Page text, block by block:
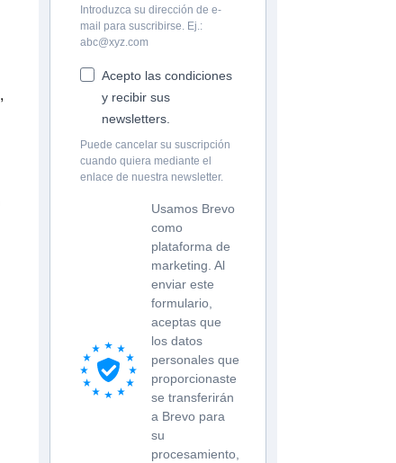
,
Introduzca su dirección de e-
mail para suscribirse. Ej.:
abc@xyz.com
Acepto las condiciones
y recibir sus
newsletters.
Puede cancelar su suscripción
cuando quiera mediante el
enlace de nuestra newsletter.
Usamos Brevo
como
plataforma de
marketing. Al
enviar este
formulario,
aceptas que
los datos
personales que
proporcionaste
se transferirán
a Brevo para
su
procesamiento,